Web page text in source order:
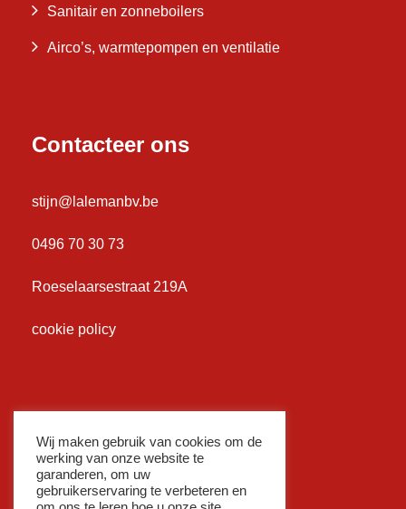
Sanitair en zonneboilers
Airco’s, warmtepompen en ventilatie
Contacteer ons
stijn@lalemanbv.be
0496 70 30 73
Roeselaarsestraat 219A
cookie policy
Wij maken gebruik van cookies om de
werking van onze website te
garanderen, om uw
gebruikerservaring te verbeteren en